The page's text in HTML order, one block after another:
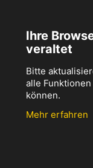
Ihre
veraltet
Bitte
alle
können.
Mehr erfahren